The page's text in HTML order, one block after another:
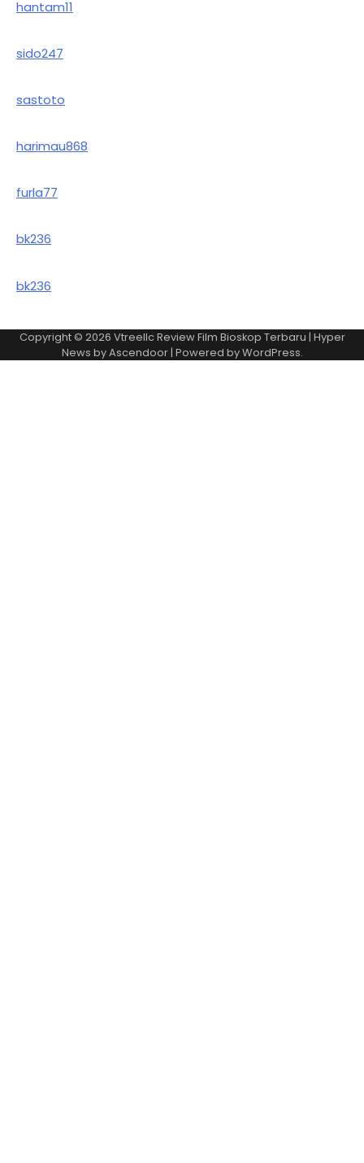
hantam11
sido247
sastoto
harimau868
furla77
bk236
bk236
Copyright © 2026 Vtreellc Review Film Bioskop Terbaru | Hyper
News byAscendoor| Powered byWordPress.